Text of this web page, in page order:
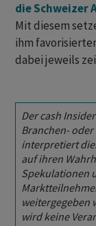
die Schweizer
Mit diesem
ihm
dabei jeweils
Der cash
Branchen-
interpretiert
auf ihren
Spekulationen
weitergegeben
wird keine